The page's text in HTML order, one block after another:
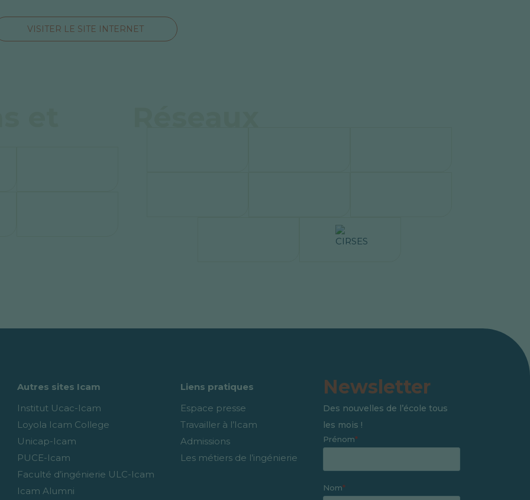
VISITER LE SITE INTERNET
Autres sites Icam
Institut Ucac-Icam
Loyola Icam College
Unicap-Icam
PUCE-Icam
Faculté d’ingénierie ULC-Icam
Icam Alumni
Liens pratiques
Espace presse
Travailler à l’Icam
Admissions
Les métiers de l’ingénierie
Newsletter
Des nouvelles de l’école tous
les mois !